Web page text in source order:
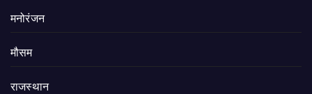
मनोरंजन
मौसम
राजस्थान